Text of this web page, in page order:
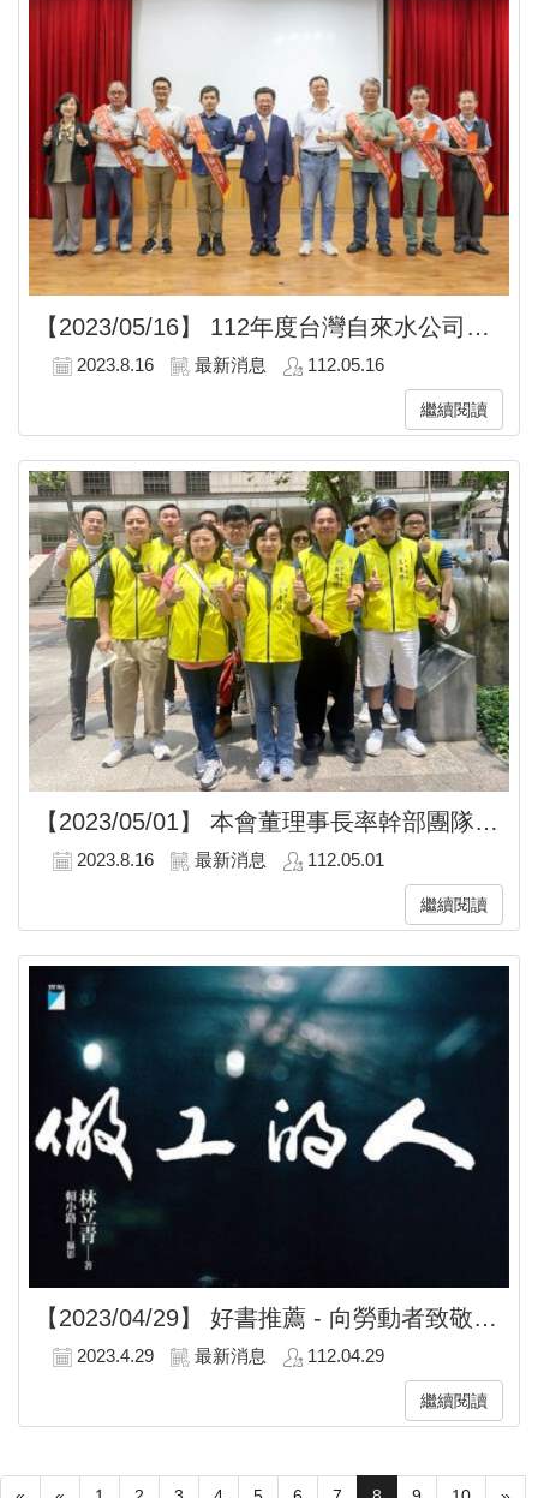
【2023/05/16】 112年度台灣自來水公司企業工會模範勞工頒獎典禮
2023.8.16 最新消息 112.05.16
繼續閱讀
【2023/05/01】 本會董理事長率幹部團隊參與五一行動聯盟「八年全執政、勞工算總帳！」勞動節遊行!
2023.8.16 最新消息 112.05.01
繼續閱讀
【2023/04/29】 好書推薦 - 向勞動者致敬！職場生存指南趕快拜讀!!
2023.4.29 最新消息 112.04.29
繼續閱讀